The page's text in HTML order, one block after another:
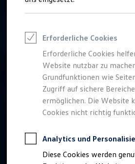
ONE Business ID Vorteile
Fahrzeugsuche & Marktplatz
Digitaler Marktplatz
Kauf & Finanzierung
Online-Fahrzeugbewertung
Aktionen & Angebote
E-Auto-Förderung
Für Privatkunden
Für Gewerbekunden
Profi Paket
TopDeal
Zertifizierte
Für Privatkunden
Erforderliche Cookies
Erforderliche Cookies
Website nutzbar zu
Grundfunktionen wie
Zugriff auf sichere
ermöglichen. Die Website
Cookies nicht richtig
Analytics und
Diese Cookies werden